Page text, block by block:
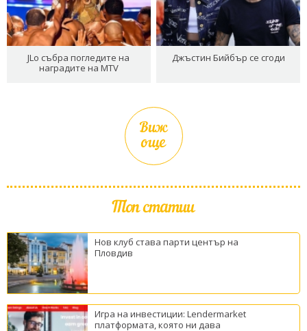
JLo събра погледите на
наградите на MTV
Джъстин Бийбър се сгоди
Виж
още
Топ статии
Нов клуб става парти център на
Пловдив
Игра на инвестиции: Lendermarket
платформата, която ни дава